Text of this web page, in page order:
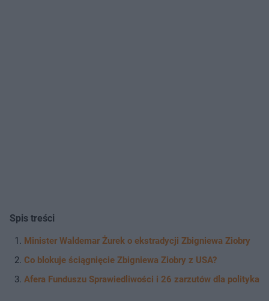
Spis treści
Minister Waldemar Żurek o ekstradycji Zbigniewa Ziobry
Co blokuje ściągnięcie Zbigniewa Ziobry z USA?
Afera Funduszu Sprawiedliwości i 26 zarzutów dla polityka